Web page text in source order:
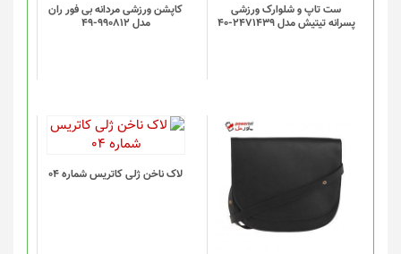
ست تاپ و شلوارک ورزشی
پسرانه تیتیش مدل 2471439-40
کاپشن ورزشی مردانه بی فور ران
مدل 990812-49
لاک ناخن ژلی کاتریس شماره 04